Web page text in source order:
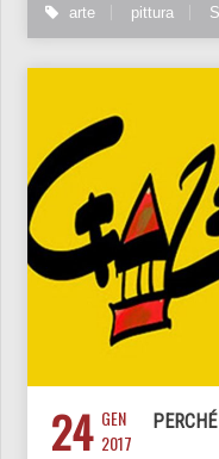
arte pittura
24 GEN
2017